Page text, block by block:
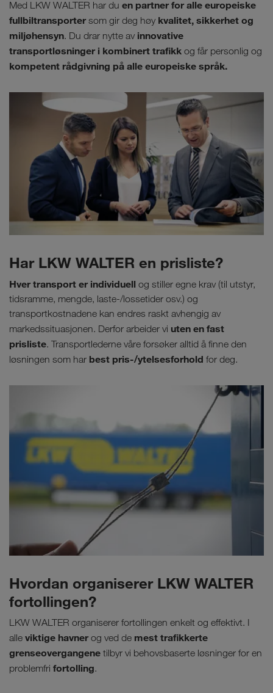
Med LKW WALTER har du en partner for alle europeiske
fullbiltransporter som gir deg høy kvalitet, sikkerhet og
miljøhensyn. Du drar nytte av innovative
transportløsninger i kombinert trafikk og får personlig og
kompetent rådgivning på alle europeiske språk.
Har LKW WALTER en prisliste?
Hver transport er individuell og stiller egne krav (til utstyr,
tidsramme, mengde, laste-/lossetider osv.) og
transportkostnadene kan endres raskt avhengig av
markedssituasjonen. Derfor arbeider vi uten en fast
prisliste. Transportlederne våre forsøker alltid å finne den
løsningen som har best pris-/ytelsesforhold for deg.
Hvordan organiserer LKW WALTER
fortollingen?
LKW WALTER organiserer fortollingen enkelt og effektivt. I
alle viktige havner og ved de mest trafikkerte
grenseovergangene tilbyr vi behovsbaserte løsninger for en
problemfri fortolling.